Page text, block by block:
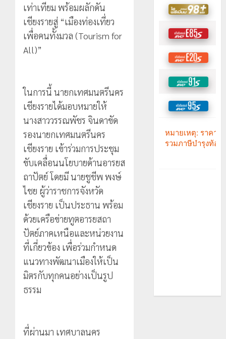
เท่าเทียม พร้อมผลักดัน
เชียงรายสู่ “เมืองท่องเที่ยว
เพื่อคนทั้งมวล (Tourism for
All)”
ในการนี้ นายกเทศมนตรีนคร
เชียงรายได้มอบหมายให้
นางสาววรรณพัชร จินดาขัด
รองนายกเทศมนตรีนคร
เชียงราย เข้าร่วมการประชุม
ขับเคลื่อนนโยบายด้านอารยส
ถาปัตย์ โดยมี นายชูชีพ พงษ์
ไชย ผู้ว่าราชการจังหวัด
เชียงราย เป็นประธาน พร้อม
ด้วยเครือข่ายทูตอารยสถา
ปัตย์ภาคเหนือและหน่วยงาน
ที่เกี่ยวข้อง เพื่อร่วมกำหนด
แนวทางพัฒนาเมืองให้เป็น
มิตรกับทุกคนอย่างเป็นรูป
ธรรม
ที่ผ่านมา เทศบาลนคร